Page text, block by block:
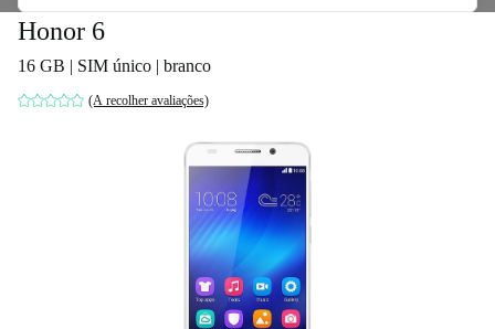
Honor 6
16 GB | SIM único | branco
(A recolher avaliações)